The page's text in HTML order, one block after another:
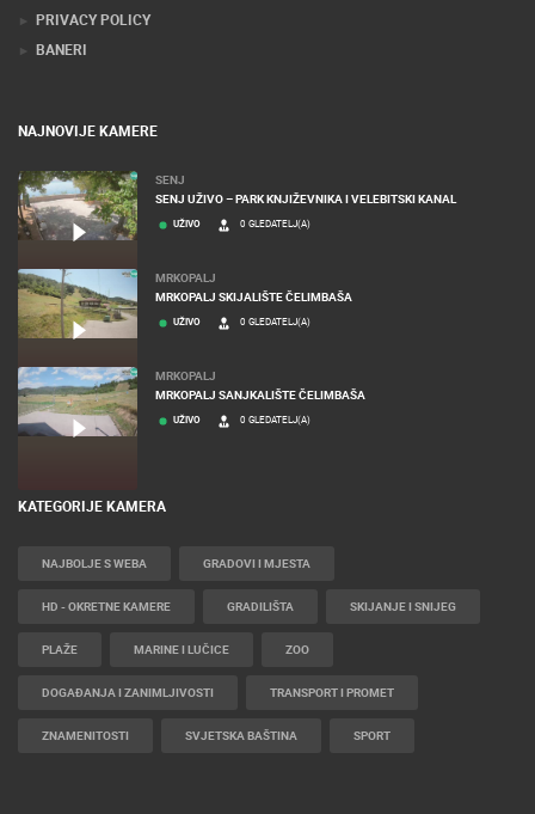
PRIVACY POLICY
BANERI
NAJNOVIJE KAMERE
SENJ
SENJ UŽIVO – PARK KNJIŽEVNIKA I VELEBITSKI KANAL
UŽIVO 0 GLEDATELJ(A)
MRKOPALJ
MRKOPALJ SKIJALIŠTE ČELIMBAŠA
UŽIVO 0 GLEDATELJ(A)
MRKOPALJ
MRKOPALJ SANJKALIŠTE ČELIMBAŠA
UŽIVO 0 GLEDATELJ(A)
KATEGORIJE KAMERA
NAJBOLJE S WEBA GRADOVI I MJESTA
HD - OKRETNE KAMERE GRADILIŠTA SKIJANJE I SNIJEG
PLAŽE MARINE I LUČICE ZOO
DOGAĐANJA I ZANIMLJIVOSTI TRANSPORT I PROMET
ZNAMENITOSTI SVJETSKA BAŠTINA SPORT